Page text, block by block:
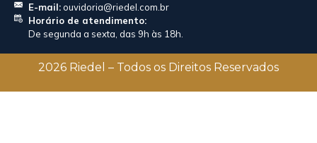
E-mail:ouvidoria@riedel.com.br
Horário de atendimento:
De segunda a sexta, das 9h às 18h.
2026 Riedel – Todos os Direitos Reservados